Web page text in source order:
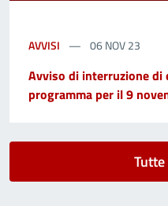
AVVISI 06 NOV 23
Avviso di interruzione di
programma per il 9